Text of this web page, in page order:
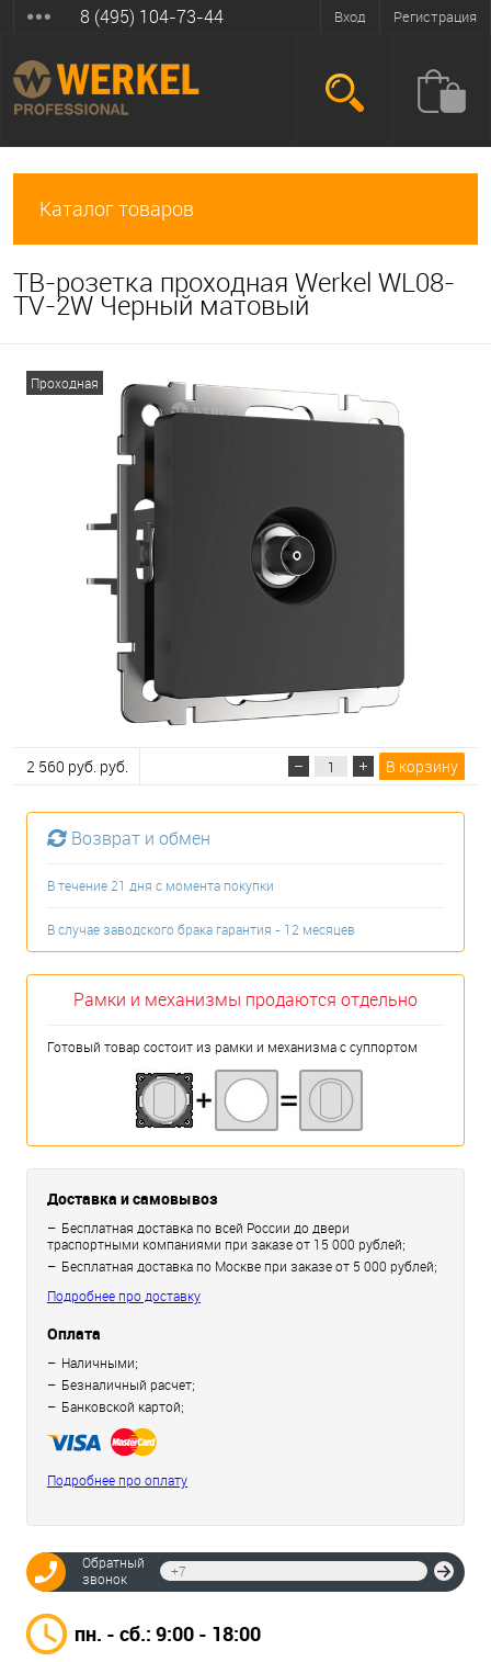
Вход Регистрация
8 (495) 104-73-44
Каталог товаров
ТВ-розетка проходная Werkel WL08-
TV-2W Черный матовый
Проходная
2 560 руб. руб. В корзину
Возврат и обмен
В течение 21 дня с момента покупки
В случае заводского брака гарантия - 12 месяцев
Рамки и механизмы продаются отдельно
Готовый товар состоит из рамки и механизма с суппортом
Доставка и самовывоз
Бесплатная доставка по всей России до двери
траспортными компаниями при заказе от 15 000 рублей;
Бесплатная доставка по Москве при заказе от 5 000 рублей;
Подробнее про доставку
Оплата
Наличными;
Безналичный расчет;
Банковской картой;
Подробнее про оплату
Обратный
звонок
пн. - сб.: 9:00 - 18:00